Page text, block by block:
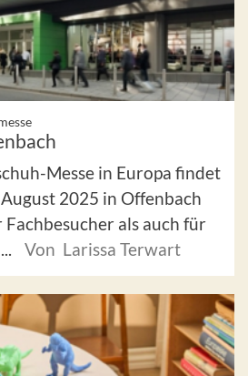
Messe in Europa findet
2025 in Offenbach
als auch für
Von Larissa Terwart